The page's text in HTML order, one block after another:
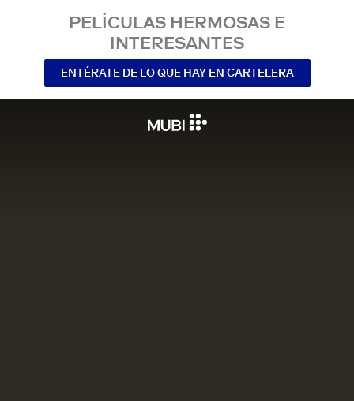
PELÍCULAS HERMOSAS E
INTERESANTES
ENTÉRATE DE LO QUE HAY EN CARTELERA